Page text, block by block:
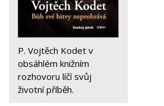
P. Vojtěch Kodet v
obsáhlém knižním
rozhovoru líčí svůj
životní příběh.